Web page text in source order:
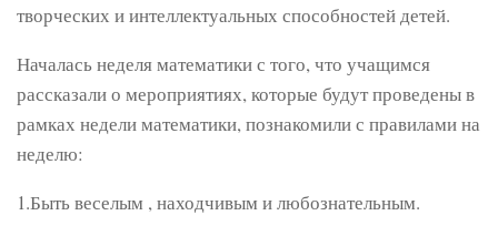
творческих и интеллектуальных способностей детей.
Началась неделя математики с того, что учащимся
рассказали о мероприятиях, которые будут проведены в
рамках недели математики, познакомили с правилами на
неделю:
1.Быть веселым , находчивым и любознательным.